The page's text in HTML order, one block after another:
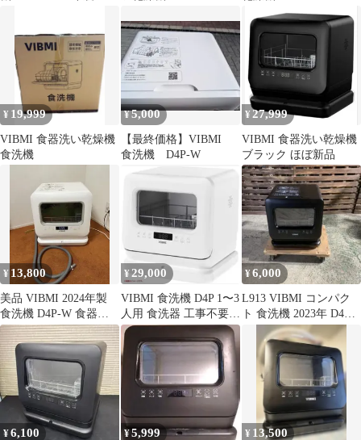
¥ 19,999
VIBMI 食器洗い乾燥機
食洗機
¥5,000
【最終価格】VIBMI
食洗機 D4P-W
¥ 27,999
VIBMI 食器洗い乾燥機
ブラック ほぼ新品
¥ 13,800
美品 VIBMI 2024年製
食洗機 D4P-W 食器洗
い乾燥機
¥29,000
VIBMI 食洗機 D4P 1〜3
人用 食洗器 工事不要
コンパクト タンク式
¥6,000
L913 ​VIBMI コンパク
ト 食洗機 2023年 D4P-
¥6,100 ¥5,999 ¥ 13,500